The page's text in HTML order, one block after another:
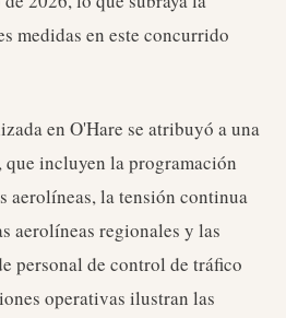
medidas en este concurrido
en O'Hare se atribuyó a una
incluyen la programación
aerolíneas, la tensión continua
aerolíneas regionales y las
personal de control de tráfico
operativas ilustran las